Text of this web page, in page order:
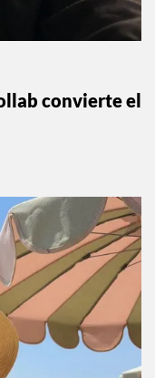
convierte el